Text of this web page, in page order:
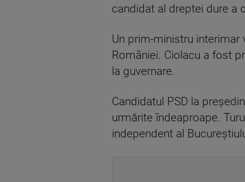
candidat al dreptei dure a
Un prim-ministru
României. Ciolacu a fost
la guvernare.
Candidatul PSD la
urmărite îndeaproape.
independent al